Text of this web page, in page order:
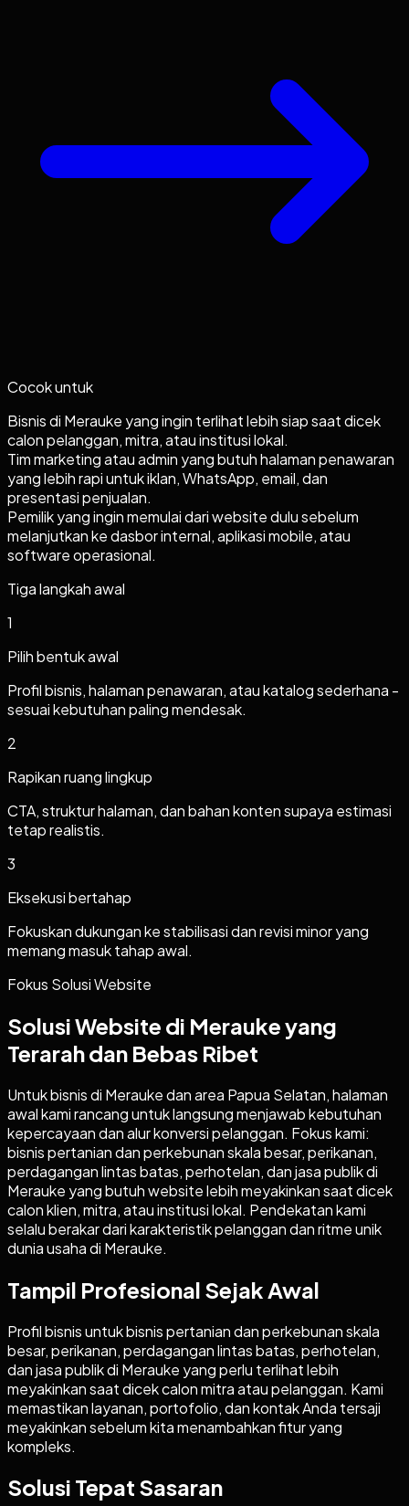
Cocok untuk
Bisnis di Merauke yang ingin terlihat lebih siap saat dicek
calon pelanggan, mitra, atau institusi lokal.
Tim marketing atau admin yang butuh halaman penawaran
yang lebih rapi untuk iklan, WhatsApp, email, dan
presentasi penjualan.
Pemilik yang ingin memulai dari website dulu sebelum
melanjutkan ke dasbor internal, aplikasi mobile, atau
software operasional.
Tiga langkah awal
1
Pilih bentuk awal
Profil bisnis, halaman penawaran, atau katalog sederhana -
sesuai kebutuhan paling mendesak.
2
Rapikan ruang lingkup
CTA, struktur halaman, dan bahan konten supaya estimasi
tetap realistis.
3
Eksekusi bertahap
Fokuskan dukungan ke stabilisasi dan revisi minor yang
memang masuk tahap awal.
Fokus Solusi Website
Solusi Website di Merauke yang
Terarah dan Bebas Ribet
Untuk bisnis di Merauke dan area Papua Selatan, halaman
awal kami rancang untuk langsung menjawab kebutuhan
kepercayaan dan alur konversi pelanggan. Fokus kami:
bisnis pertanian dan perkebunan skala besar, perikanan,
perdagangan lintas batas, perhotelan, dan jasa publik di
Merauke yang butuh website lebih meyakinkan saat dicek
calon klien, mitra, atau institusi lokal. Pendekatan kami
selalu berakar dari karakteristik pelanggan dan ritme unik
dunia usaha di Merauke.
Tampil Profesional Sejak Awal
Profil bisnis untuk bisnis pertanian dan perkebunan skala
besar, perikanan, perdagangan lintas batas, perhotelan,
dan jasa publik di Merauke yang perlu terlihat lebih
meyakinkan saat dicek calon mitra atau pelanggan. Kami
memastikan layanan, portofolio, dan kontak Anda tersaji
meyakinkan sebelum kita menambahkan fitur yang
kompleks.
Solusi Tepat Sasaran